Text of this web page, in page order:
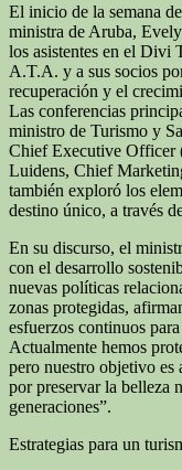
El inicio de la semana
ministra de Aruba,
los asistentes en el Divi
A.T.A. y a sus socios
recuperación y el
Las conferencias
ministro de Turismo y
Chief Executive Officer
Luidens, Chief
también exploró los
destino único, a través
En su discurso, el
con el desarrollo
nuevas políticas
zonas protegidas,
esfuerzos continuos
Actualmente hemos
pero nuestro objetivo es
por preservar la belleza
generaciones”.
Estrategias para un